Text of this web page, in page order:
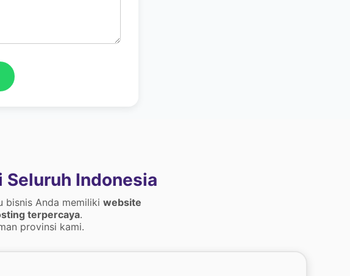
Seluruh Indonesia
bisnis Anda memiliki website
terpercaya.
provinsi kami.